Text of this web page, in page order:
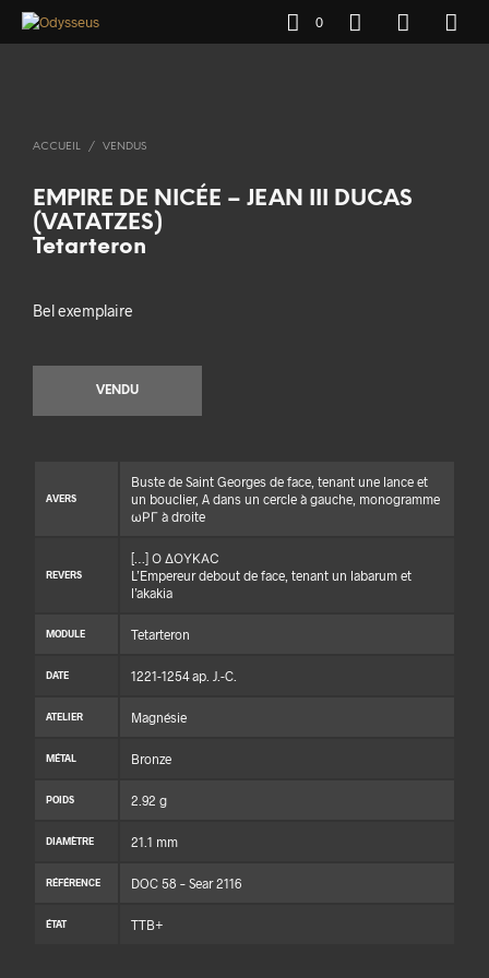
0
ACCUEIL / VENDUS
EMPIRE DE NICÉE – JEAN III DUCAS
(VATATZES)
Tetarteron
Bel exemplaire
VENDU
AVERS
Buste de Saint Georges de face, tenant une lance et
un bouclier, A dans un cercle à gauche, monogramme
ωΡΓ à droite
REVERS
[…] Ο ΔΟΥΚΑϹ
L’Empereur debout de face, tenant un labarum et
l’akakia
MODULE Tetarteron
DATE 1221-1254 ap. J.-C.
ATELIER Magnésie
MÉTAL Bronze
POIDS 2.92 g
DIAMÈTRE 21.1 mm
RÉFÉRENCE DOC 58 – Sear 2116
ÉTAT TTB+